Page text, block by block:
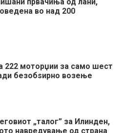
во над 200
222 моторџии за само шест
безобѕирно возење
„талог” за Илинден,
навредување од страна